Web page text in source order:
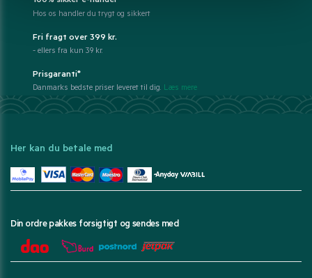
Hos os handler du trygt og sikkert
Fri fragt over 399 kr.
- ellers fra kun 39 kr.
Prisgaranti*
Danmarks bedste priser leveret til dig. Læs mere
Her kan du betale med
Din ordre pakkes forsigtigt og sendes med